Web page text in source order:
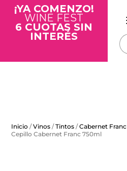
¡YA COMENZO!
WINE FEST
6 CUOTAS SIN
INTERÉS
Inicio /Vinos /Tintos /Cabernet Franc
Cepillo Cabernet Franc 750ml